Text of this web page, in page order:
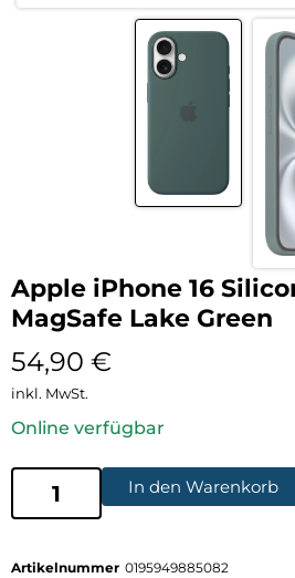
Apple iPhone 16
MagSafe Lake Green
54,90 €
inkl. MwSt.
Online verfügbar
In den Warenkorb
Artikelnummer 0195949885082